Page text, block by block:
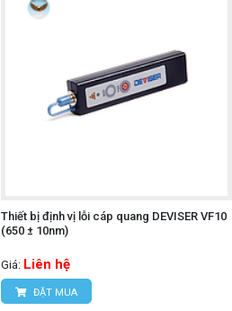
Thiết bị định vị lỗi cáp quang DEVISER VF10
(650 ± 10nm)
Giá: Liên hệ
ĐẶT MUA